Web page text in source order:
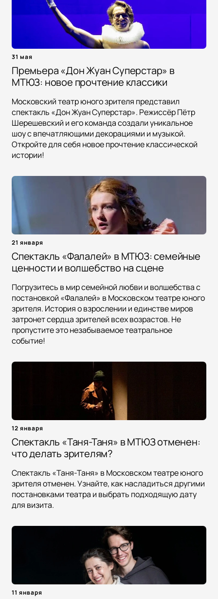
31 мая
Премьера «Дон Жуан Суперстар» в
МТЮЗ: новое прочтение классики
Московский театр юного зрителя представил
спектакль «Дон Жуан Суперстар». Режиссёр Пётр
Шерешевский и его команда создали уникальное
шоу с впечатляющими декорациями и музыкой.
Откройте для себя новое прочтение классической
истории!
21 января
Спектакль «Фалалей» в МТЮЗ: семейные
ценности и волшебство на сцене
Погрузитесь в мир семейной любви и волшебства с
постановкой «Фалалей» в Московском театре юного
зрителя. История о взрослении и единстве миров
затронет сердца зрителей всех возрастов. Не
пропустите это незабываемое театральное
событие!
12 января
Спектакль «Таня-Таня» в МТЮЗ отменен:
что делать зрителям?
Спектакль «Таня-Таня» в Московском театре юного
зрителя отменен. Узнайте, как насладиться другими
постановками театра и выбрать подходящую дату
для визита.
11 января